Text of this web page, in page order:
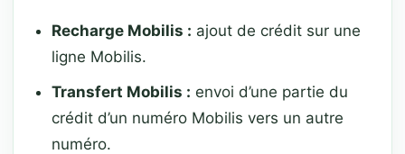
Recharge Mobilis : ajout de crédit sur une
ligne Mobilis.
Transfert Mobilis : envoi d’une partie du
crédit d’un numéro Mobilis vers un autre
numéro.